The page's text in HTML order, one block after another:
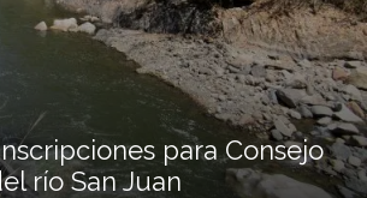
para Consejo
río San Juan